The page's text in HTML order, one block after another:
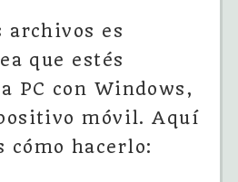
archivos es
que estés
PC con Windows,
móvil. Aquí
cómo hacerlo: